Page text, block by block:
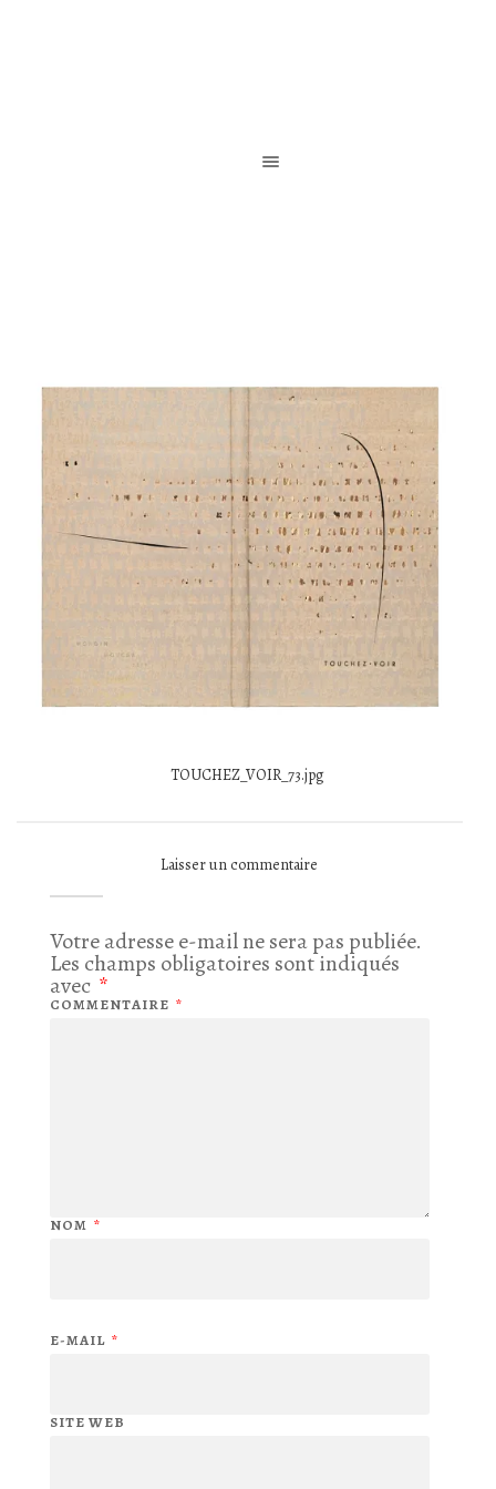
TOUCHEZ_VOIR_73.jpg
Laisser un commentaire
Votre adresse e-mail ne sera pas publiée.
Les champs obligatoires sont indiqués
avec *
COMMENTAIRE *
NOM *
E-MAIL *
SITE WEB